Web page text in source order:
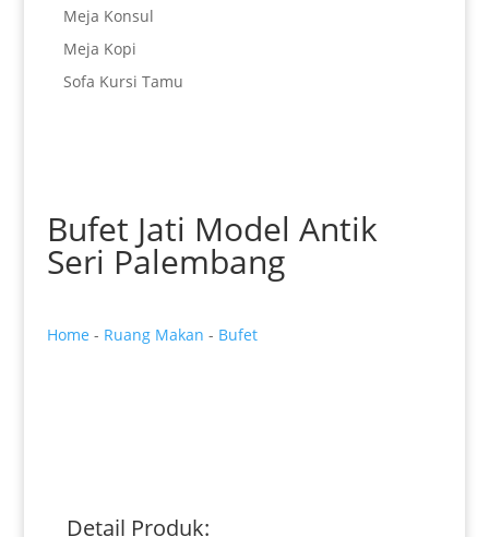
Meja Konsul
Meja Kopi
Sofa Kursi Tamu
Bufet Jati Model Antik
Seri Palembang
Home - Ruang Makan - Bufet
Detail Produk: